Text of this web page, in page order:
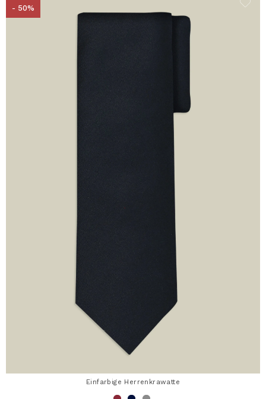
- 50%
Einfarbige Herrenkrawatte